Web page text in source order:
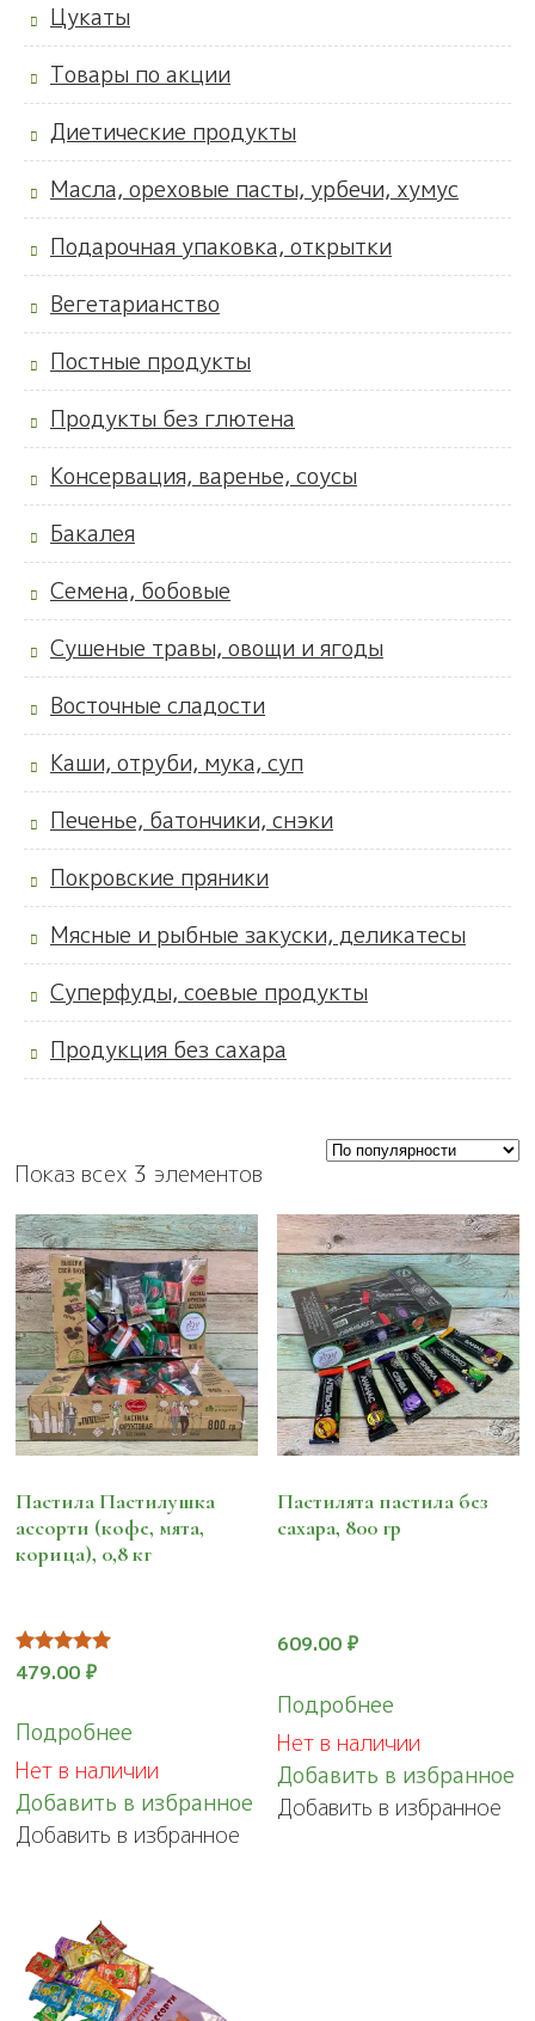
Цукаты
Товары по акции
Диетические продукты
Масла, ореховые пасты, урбечи, хумус
Подарочная упаковка, открытки
Вегетарианство
Постные продукты
Продукты без глютена
Консервация, варенье, соусы
Бакалея
Семена, бобовые
Сушеные травы, овощи и ягоды
Восточные сладости
Каши, отруби, мука, суп
Печенье, батончики, снэки
Покровские пряники
Мясные и рыбные закуски, деликатесы
Суперфуды, соевые продукты
Продукция без сахара
Показ всех 3 элементов
Пастила Пастилушка
ассорти (кофе, мята,
корица), 0,8 кг
Оценка
5.00
479.00 ₽
Подробнее
Нет в наличии
Добавить в избранное
Добавить в избранное
Пастилята пастила без
сахара, 800 гр
609.00₽
Подробнее
Нет в наличии
Добавить в избранное
Добавить в избранное